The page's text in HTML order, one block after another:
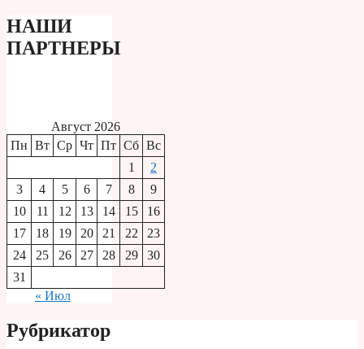
НАШИ
ПАРТНЕРЫ
Август 2026
Пн Вт Ср Чт Пт Сб Вс
1
2
3
4 5 6 7 8
9
10
11 12 13 14 15
16
17
18 19 20 21 22
23
24
25 26 27 28 29
30
31
« Июл
Рубрикатор